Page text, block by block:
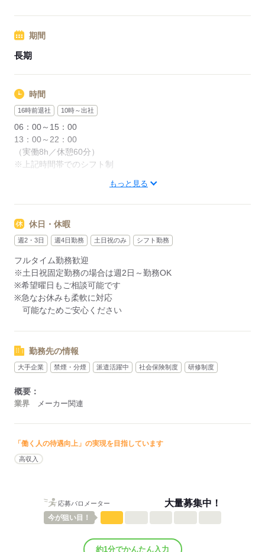
期間
長期
時間
16時前退社 10時～出社
06：00～15：00
13：00～22：00
（実働8h／休憩60分）
※上記時間帯でのシフト制
■「午前メイン」「午後から」など柔軟に相談可能です
もっと見る
休日・休暇
週2・3日 週4日勤務 土日祝のみ シフト勤務
フルタイム勤務歓迎
※土日祝固定勤務の場合は週2日～勤務OK
※希望曜日もご相談可能です
※急なお休みも柔軟に対応
可能なためご安心ください
勤務先の情報
大手企業 禁煙・分煙 派遣活躍中 社会保険制度 研修制度
概要：
業界 メーカー関連
「働く人の待遇向上」の実現を目指しています
高収入
応募バロメーター 大量募集中！
今が狙い目！
約1分でかんたん入力